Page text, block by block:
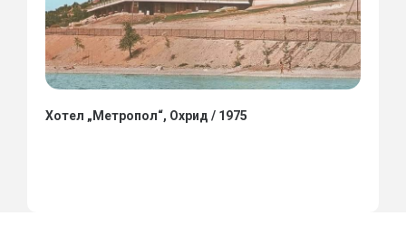
Хотел „Метропол“, Охрид / 1975